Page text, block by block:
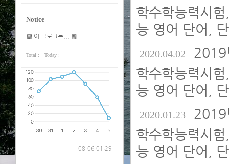
Notice
▩ 이 블로그는... ▩
Total : Today :
08-06 01:29
학수학능력시
능 영어 단어,
2020.04.02 2019
학수학능력시
능 영어 단어,
2020.01.23 2019
학수학능력시
능 영어 단어,